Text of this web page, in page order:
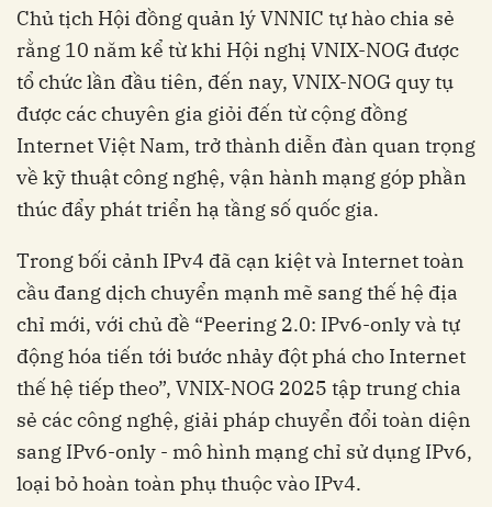
Chủ tịch Hội đồng quản lý VNNIC tự hào chia sẻ
rằng 10 năm kể từ khi Hội nghị VNIX-NOG được
tổ chức lần đầu tiên, đến nay, VNIX-NOG quy tụ
được các chuyên gia giỏi đến từ cộng đồng
Internet Việt Nam, trở thành diễn đàn quan trọng
về kỹ thuật công nghệ, vận hành mạng góp phần
thúc đẩy phát triển hạ tầng số quốc gia.
Trong bối cảnh IPv4 đã cạn kiệt và Internet toàn
cầu đang dịch chuyển mạnh mẽ sang thế hệ địa
chỉ mới, với chủ đề “Peering 2.0: IPv6-only và tự
động hóa tiến tới bước nhảy đột phá cho Internet
thế hệ tiếp theo”, VNIX-NOG 2025 tập trung chia
sẻ các công nghệ, giải pháp chuyển đổi toàn diện
sang IPv6-only - mô hình mạng chỉ sử dụng IPv6,
loại bỏ hoàn toàn phụ thuộc vào IPv4.